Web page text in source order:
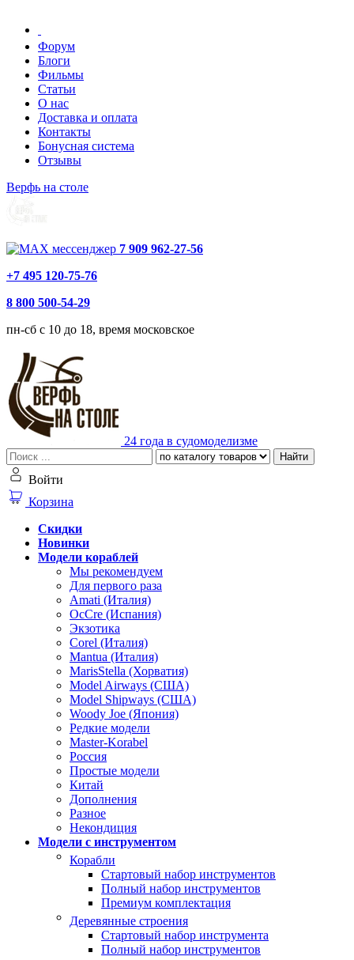
Форум
Блоги
Фильмы
Статьи
О нас
Доставка и оплата
Контакты
Бонусная система
Отзывы
Верфь на столе
7 909 962-27-56
+7 495 120-75-76
8 800 500-54-29
пн-сб с 10 до 18, время московское
24 года в судомоделизме
Найти
Войти
Корзина
Скидки
Новинки
Модели кораблей
Мы рекомендуем
Для первого раза
Amati (Италия)
OcCre (Испания)
Экзотика
Corel (Италия)
Mantua (Италия)
MarisStella (Хорватия)
Model Airways (США)
Model Shipways (США)
Woody Joe (Япония)
Редкие модели
Master-Korabel
Россия
Простые модели
Китай
Дополнения
Разное
Некондиция
Модели с инструментом
Корабли
Стартовый набор инструментов
Полный набор инструментов
Премиум комплектация
Деревянные строения
Стартовый набор инструмента
Полный набор инструментов